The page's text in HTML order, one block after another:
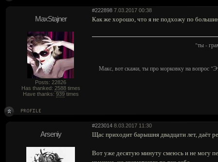
#222898 7.03.2017 00:38
MaxStajner
Posts: 22826
Has thanked: 2588times
Have thanks: 939times
Как же хорошо, что я не подхожу по
"ты -
Макс, вот скажи, ты про морковку на вопрос
#223014 8.03.2017 11:30
Arseniy Щас приходит барышня двадцати лет, даёт
Вот уже десятую минуту смеюсь и не могу